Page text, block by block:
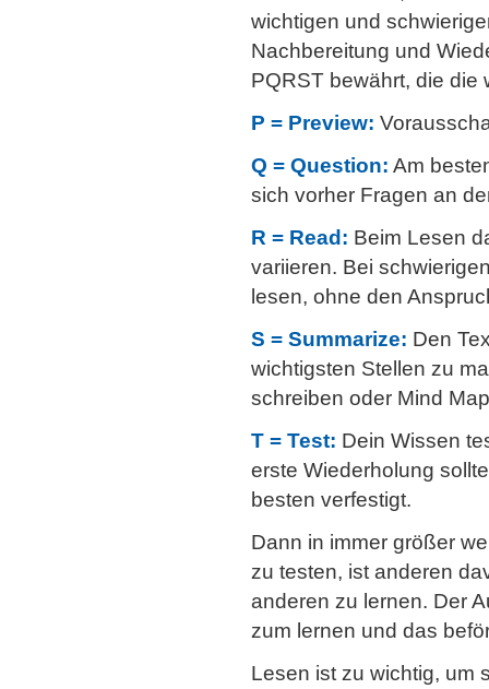
wichtigen und
Nachbereitung und
PQRST bewährt, die die
P = Preview:
Q = Question: Am
sich vorher Fragen an
R = Read: Beim Lesen
variieren. Bei
lesen, ohne den
S = Summarize: Den
wichtigsten Stellen zu
schreiben oder Mind
T = Test: Dein Wissen
erste Wiederholung
besten verfestigt.
Dann in immer größer
zu testen, ist anderen
anderen zu lernen. Der
zum lernen und das
Lesen ist zu wichtig, um